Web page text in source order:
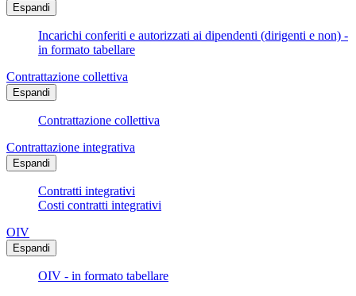
Espandi
Incarichi conferiti e autorizzati ai dipendenti (dirigenti e non) -
in formato tabellare
Contrattazione collettiva
Espandi
Contrattazione collettiva
Contrattazione integrativa
Espandi
Contratti integrativi
Costi contratti integrativi
OIV
Espandi
OIV - in formato tabellare